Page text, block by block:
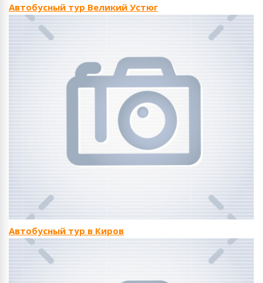
Автобусный тур Великий Устюг
Автобусный тур в Киров